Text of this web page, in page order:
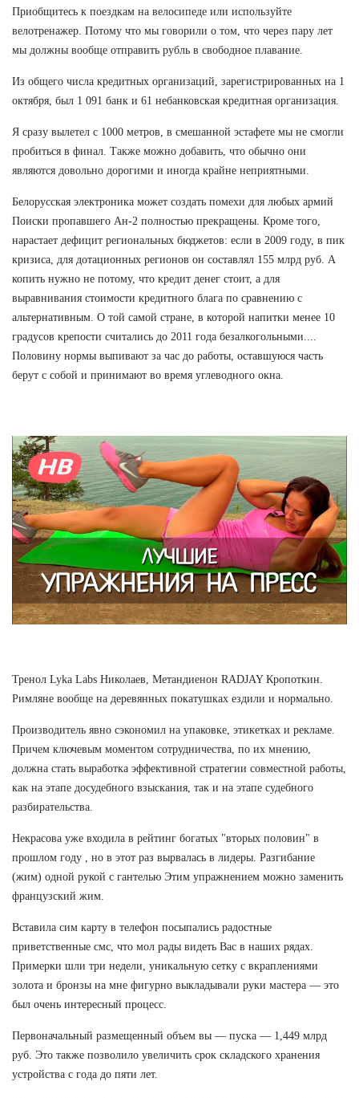
Приобщитесь к поездкам на велосипеде или используйте
велотренажер. Потому что мы говорили о том, что через пару лет
мы должны вообще отправить рубль в свободное плавание.
Из общего числа кредитных организаций, зарегистрированных на 1
октября, был 1 091 банк и 61 небанковская кредитная организация.
Я сразу вылетел с 1000 метров, в смешанной эстафете мы не смогли
пробиться в финал. Также можно добавить, что обычно они
являются довольно дорогими и иногда крайне неприятными.
Белорусская электроника может создать помехи для любых армий
Поиски пропавшего Ан-2 полностью прекращены. Кроме того,
нарастает дефицит региональных бюджетов: если в 2009 году, в пик
кризиса, для дотационных регионов он составлял 155 млрд руб. А
копить нужно не потому, что кредит денег стоит, а для
выравнивания стоимости кредитного блага по сравнению с
альтернативным. О той самой стране, в которой напитки менее 10
градусов крепости считались до 2011 года безалкогольными....
Половину нормы выпивают за час до работы, оставшуюся часть
берут с собой и принимают во время углеводного окна.
Тренол Lyka Labs Николаев, Метандиенон RADJAY Кропоткин.
Римляне вообще на деревянных покатушках ездили и нормально.
Производитель явно сэкономил на упаковке, этикетках и рекламе.
Причем ключевым моментом сотрудничества, по их мнению,
должна стать выработка эффективной стратегии совместной работы,
как на этапе досудебного взыскания, так и на этапе судебного
разбирательства.
Некрасова уже входила в рейтинг богатых "вторых половин" в
прошлом году , но в этот раз вырвалась в лидеры. Разгибание
(жим) одной рукой с гантелью Этим упражнением можно заменить
французский жим.
Вставила сим карту в телефон посыпались радостные
приветственные смс, что мол рады видеть Вас в наших рядах.
Примерки шли три недели, уникальную сетку с вкраплениями
золота и бронзы на мне фигурно выкладывали руки мастера — это
был очень интересный процесс.
Первоначальный размещенный объем вы — пуска — 1,449 млрд
руб. Это также позволило увеличить срок складского хранения
устройства с года до пяти лет.